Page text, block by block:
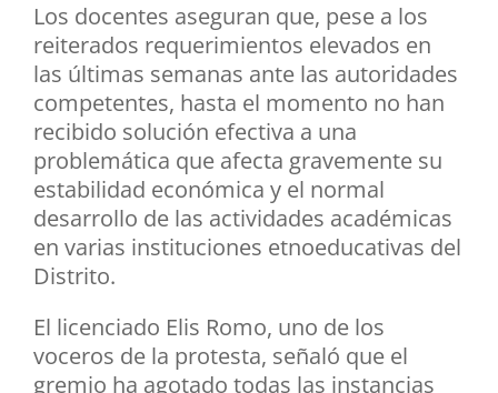
Los docentes aseguran que, pese a los
reiterados requerimientos elevados en
las últimas semanas ante las autoridades
competentes, hasta el momento no han
recibido solución efectiva a una
problemática que afecta gravemente su
estabilidad económica y el normal
desarrollo de las actividades académicas
en varias instituciones etnoeducativas del
Distrito.
El licenciado Elis Romo, uno de los
voceros de la protesta, señaló que el
gremio ha agotado todas las instancias